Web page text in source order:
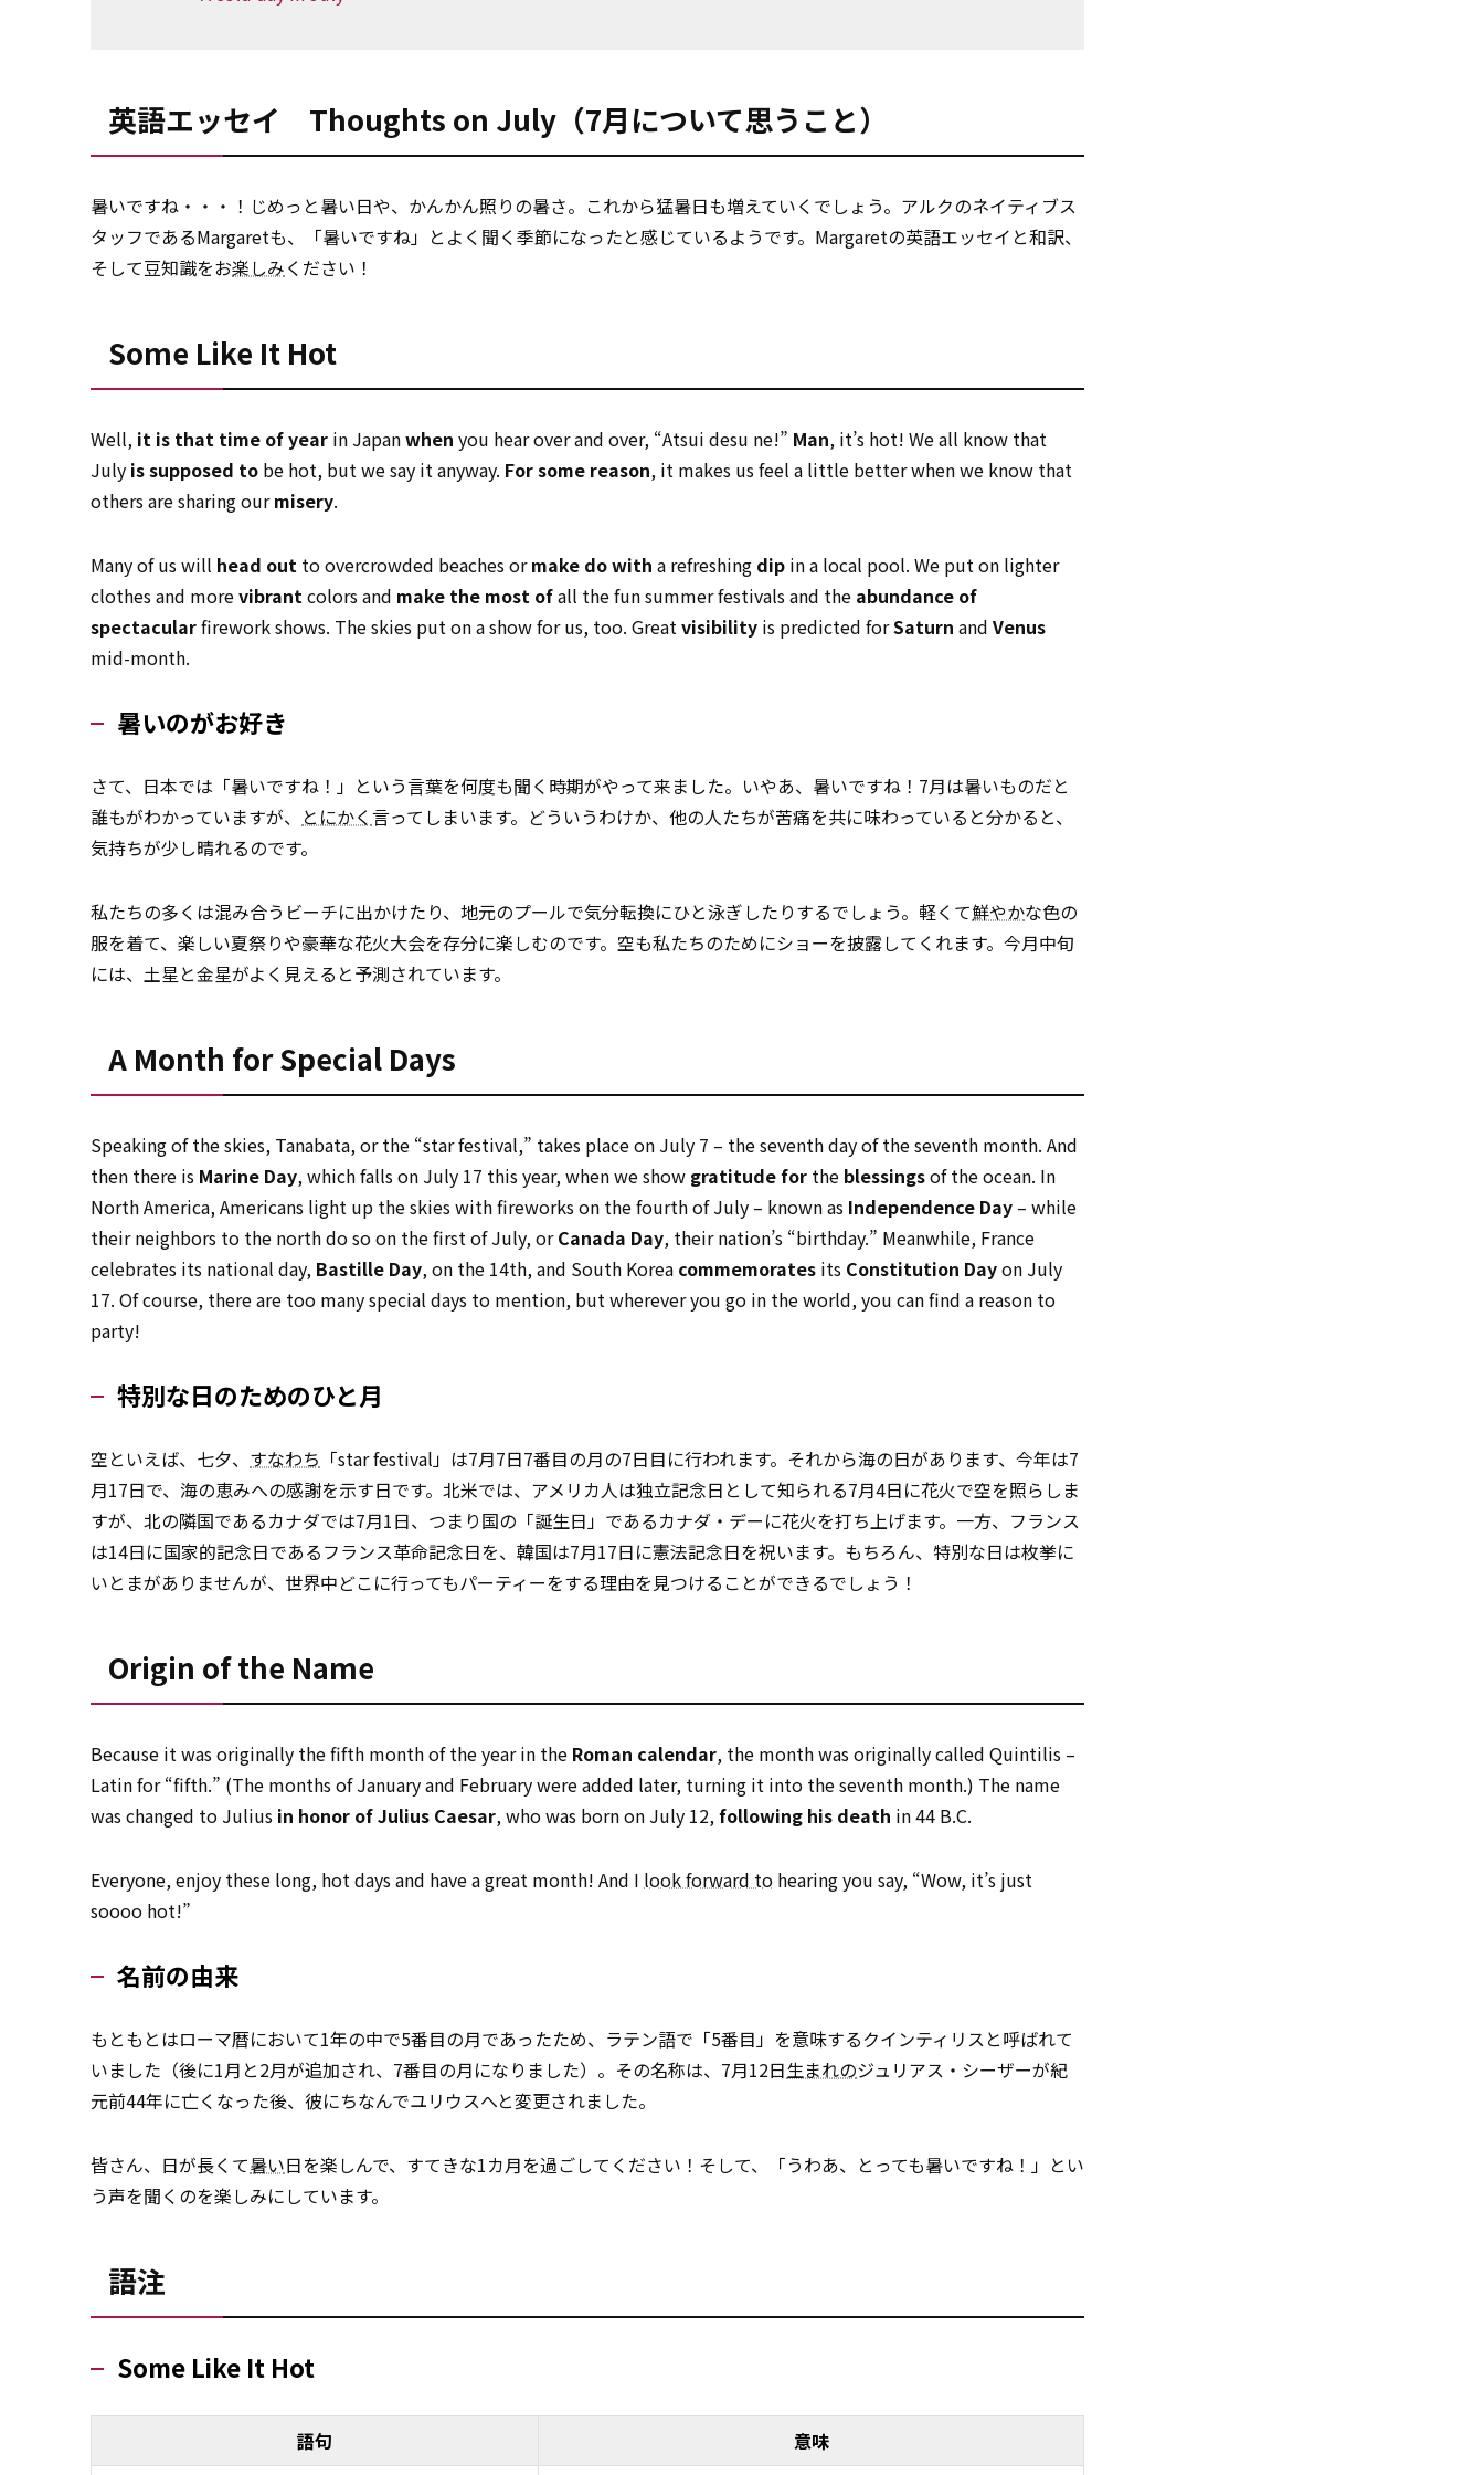
英語エッセイ Thoughts on July（7月について思うこと）
暑いですね・・・！じめっと暑い日や、かんかん照りの暑さ。これから猛暑日も増えていくでしょう。アルクのネイティブス
タッフであるMargaretも、「暑いですね」とよく聞く季節になったと感じているようです。Margaretの英語エッセイと和訳、
そして豆知識をお楽しみください！
Some Like It Hot
Well, it is that time of year in Japanwhen you hear over and over, “Atsui desu ne!” Man, it’s hot! We all know that
July is supposed to be hot, but we say it anyway. For some reason, it makes us feel a little better when we know that
others are sharing ourmisery.
Many of us will head out to overcrowded beaches ormake do with a refreshing dip in a local pool. We put on lighter
clothes and morevibrantcolors and make the most ofall the fun summer festivals and the abundance of
spectacularfirework shows. The skies put on a show for us, too. Greatvisibility is predicted forSaturn and Venus
mid-month.
暑いのがお好き
さて、日本では「暑いですね！」という言葉を何度も聞く時期がやって来ました。いやあ、暑いですね！7月は暑いものだと
誰もがわかっていますが、 とにかく言ってしまいます。どういうわけか、他の人たちが苦痛を共に味わっていると分かると、
気持ちが少し晴れるのです。
私たちの多くは混み合うビーチに出かけたり、地元のプールで気分転換にひと泳ぎしたりするでしょう。軽くて鮮やかな色の
服を着て、楽しい夏祭りや豪華な花火大会を存分に楽しむのです。空も私たちのためにショーを披露してくれます。今月中旬
には、土星と金星がよく見えると予測されています。
A Month for Special Days
Speaking of the skies, Tanabata, or the “star festival,” takes place on July 7 – the seventh day of the seventh month. And
then there is Marine Day, which falls on July 17 this year, when we show gratitude for the blessingsof the ocean. In
North America, Americans light up the skies with fireworks on the fourth of July – known as Independence Day – while
their neighbors to the north do so on the first of July, orCanada Day, their nation’s “birthday.” Meanwhile, France
celebrates its national day, Bastille Day, on the 14th, and South Korea commemorates its Constitution Dayon July
17. Of course, there are too many special days to mention, but wherever you go in the world, you can find a reason to
party!
特別な日のためのひと月
空といえば、七夕、 すなわち 「star festival」は7月7日――7番目の月の7日目に行われます。それから海の日があります、今年は7
月17日で、海の恵みへの感謝を示す日です。北米では、アメリカ人は独立記念日として知られる7月4日に花火で空を照らしま
すが、北の隣国であるカナダでは7月1日、つまり国の「誕生日」であるカナダ・デーに花火を打ち上げます。一方、フランス
は14日に国家的記念日であるフランス革命記念日を、韓国は7月17日に憲法記念日を祝います。もちろん、特別な日は枚挙に
いとまがありませんが、世界中どこに行ってもパーティーをする理由を見つけることができるでしょう！
Origin of the Name
Because it was originally the fifth month of the year in the Roman calendar, the month was originally called Quintilis –
Latin for “fifth.” (The months of January and February were added later, turning it into the seventh month.) The name
was changed to Julius in honor ofJulius Caesar, who was born on July 12,following his death in 44 B.C.
Everyone, enjoy these long, hot days and have a great month! And I look forward to hearing you say, “Wow, it’s just
soooo hot!”
名前の由来
もともとはローマ暦において1年の中で5番目の月であったため、ラテン語で「5番目」を意味するクインティリスと呼ばれて
いました（後に1月と2月が追加され、7番目の月になりました）。その名称は、7月12日生まれのジュリアス・シーザーが紀
元前44年に亡くなった後、彼にちなんでユリウスへと変更されました。
皆さん、日が長くて暑い日を楽しんで、すてきな1カ月を過ごしてください！そして、「うわあ、とっても暑いですね！」とい
う声を聞くのを楽しみにしています。
語注
Some Like It Hot
語句 意味